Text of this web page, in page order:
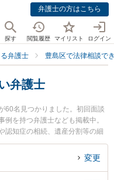
弁護士の方はこちら
探す 閲覧履歴 マイリスト ログイン
弁護士 豊島区で法律相談で
弁護士
60名見つかりました。初回面談
を持つ弁護士なども掲載中。
認知症の相続、遺産分割等の細
にエイト総合法律事務所の永山
、弁護士法人心 池袋法律事務
変更